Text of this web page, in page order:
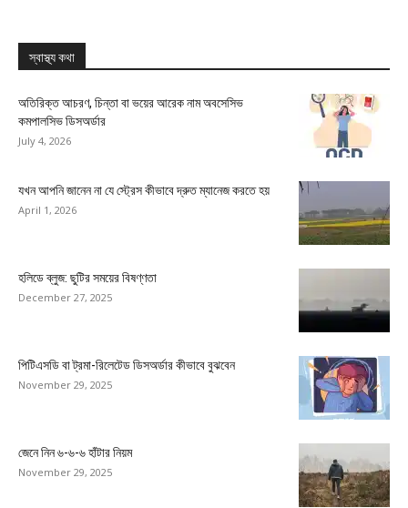
স্বাস্থ্য কথা
অতিরিক্ত আচরণ, চিন্তা বা ভয়ের আরেক নাম অবসেসিভ
কমপালসিভ ডিসঅর্ডার
July 4, 2026
যখন আপনি জানেন না যে স্ট্রেস কীভাবে দ্রুত ম্যানেজ করতে হয়
April 1, 2026
হলিডে ব্লুজ: ছুটির সময়ের বিষণ্ণতা
December 27, 2025
পিটিএসডি বা ট্রমা-রিলেটেড ডিসঅর্ডার কীভাবে বুঝবেন
November 29, 2025
জেনে নিন ৬-৬-৬ হাঁটার নিয়ম
November 29, 2025